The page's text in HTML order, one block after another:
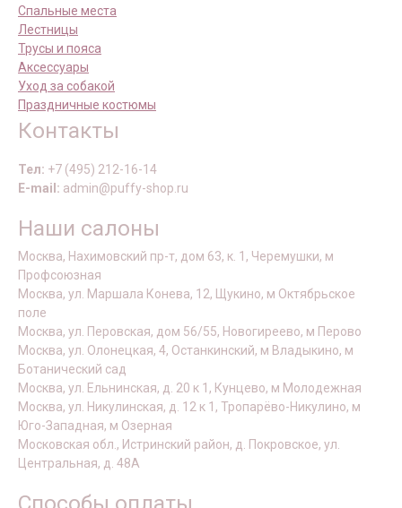
Спальные места
Лестницы
Трусы и пояса
Аксессуары
Уход за собакой
Праздничные костюмы
Контакты
Тел: +7 (495) 212-16-14
E-mail: admin@puffy-shop.ru
Наши салоны
Москва, Нахимовский пр-т, дом 63, к. 1, Черемушки, м
Профсоюзная
Москва, ул. Маршала Конева, 12, Щукино, м Октябрьское
поле
Москва, ул. Перовская, дом 56/55, Новогиреево, м Перово
Москва, ул. Олонецкая, 4, Останкинский, м Владыкино, м
Ботанический сад
Москва, ул. Ельнинская, д. 20 к 1, Кунцево, м Молодежная
Москва, ул. Никулинская, д. 12 к 1, Тропарёво-Никулино, м
Юго-Западная, м Озерная
Московская обл., Истринский район, д. Покровское, ул.
Центральная, д. 48А
Способы оплаты